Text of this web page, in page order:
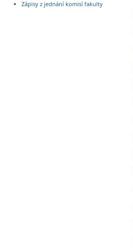
Zápisy z jednání komisí fakulty